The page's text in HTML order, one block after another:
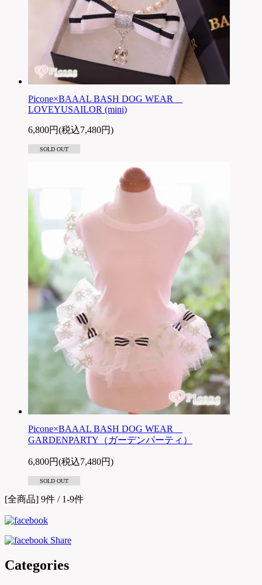
Picone×BAAAL BASH DOG WEAR
LOVEYUSAILOR (mini)
6,800円(税込7,480円)
SOLD OUT
Picone×BAAAL BASH DOG WEAR
GARDENPARTY（ガーデンパーティ）
6,800円(税込7,480円)
SOLD OUT
[全商品] 9件 / 1-9件
Categories